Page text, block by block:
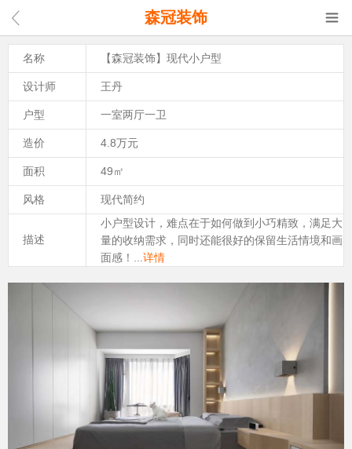
森冠装饰
名称 【森冠装饰】现代小户型
设计师 王丹
户型 一室两厅一卫
造价 4.8万元
面积 49㎡
风格 现代简约
描述
小户型设计，难点在于如何做到小巧精致，满足大
量的收纳需求，同时还能很好的保留生活情境和画
面感！... 详情